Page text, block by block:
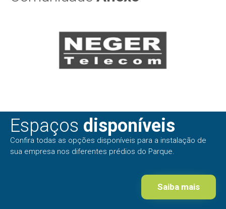
Espaços disponíveis
Confira todas as opções disponíveis para a instalação de
sua empresa nos diferentes prédios do Parque.
Saiba mais